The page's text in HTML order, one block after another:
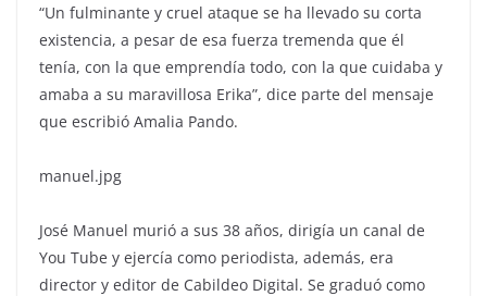
“Un fulminante y cruel ataque se ha llevado su corta
existencia, a pesar de esa fuerza tremenda que él
tenía, con la que emprendía todo, con la que cuidaba y
amaba a su maravillosa Erika”, dice parte del mensaje
que escribió Amalia Pando.
manuel.jpg
José Manuel murió a sus 38 años, dirigía un canal de
You Tube y ejercía como periodista, además, era
director y editor de Cabildeo Digital. Se graduó como